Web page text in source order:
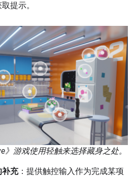
提示。
》游戏使用轻触来选择藏身之处。
补充：提供触控输入作为完成某项